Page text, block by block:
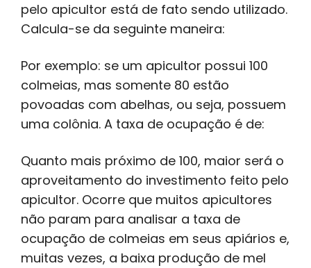
pelo apicultor está de fato sendo utilizado.
Calcula-se da seguinte maneira:
Por exemplo: se um apicultor possui 100
colmeias, mas somente 80 estão
povoadas com abelhas, ou seja, possuem
uma colônia. A taxa de ocupação é de:
Quanto mais próximo de 100, maior será o
aproveitamento do investimento feito pelo
apicultor. Ocorre que muitos apicultores
não param para analisar a taxa de
ocupação de colmeias em seus apiários e,
muitas vezes, a baixa produção de mel